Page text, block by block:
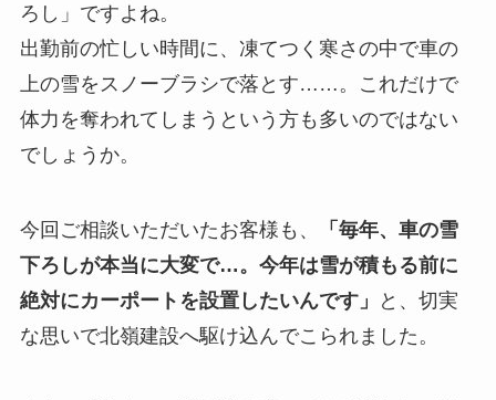
ろし」ですよね。
出勤前の忙しい時間に、凍てつく寒さの中で車の
上の雪をスノーブラシで落とす……。これだけで
体力を奪われてしまうという方も多いのではない
でしょうか。
今回ご相談いただいたお客様も、
「毎年、車の雪
下ろしが本当に大変で…。今年は雪が積もる前に
絶対にカーポートを設置したいんです」
と、切実
な思いで北嶺建設へ駆け込んでこられました。